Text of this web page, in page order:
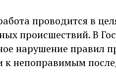
проводится в
происшествий. В
нарушение правил
к непоправимым